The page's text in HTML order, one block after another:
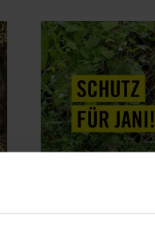
PETITION